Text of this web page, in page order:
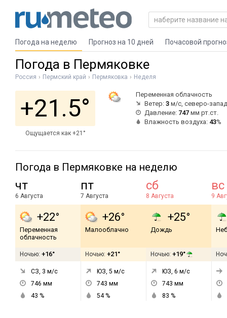
Погода на неделю Прогноз на 10 дней Почасовой
Погода в Пермяковке
Россия Пермский край Пермяковка Неделя
+21.5°
Ощущается как +21°
Переменная облачность
Ветер: 3 м/с, северо-
Давление: 747 мм рт.ст.
Влажность воздуха: 43%
Погода в Пермяковке на неделю
чт
6 Августа
+22°
Переменная
облачность
Ночью: +16°
СЗ, 3 м/с
746 мм
43 %
пт
7 Августа
+26°
Малооблачно
Ночью: +21°
ЮЗ, 5 м/с
743 мм
54%
сб
8 Августа
+25°
Дождь
Ночью: +19°
ЮЗ, 6 м/с
743 мм
83 %
вс
9